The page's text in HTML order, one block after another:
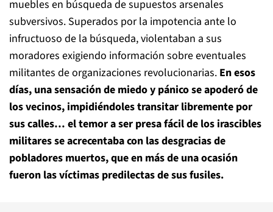
muebles en búsqueda de supuestos arsenales
subversivos. Superados por la impotencia ante lo
infructuoso de la búsqueda, violentaban a sus
moradores exigiendo información sobre eventuales
militantes de organizaciones revolucionarias. En esos
días, una sensación de miedo y pánico se apoderó de
los vecinos, impidiéndoles transitar libremente por
sus calles… el temor a ser presa fácil de los irascibles
militares se acrecentaba con las desgracias de
pobladores muertos, que en más de una ocasión
fueron las víctimas predilectas de sus fusiles.